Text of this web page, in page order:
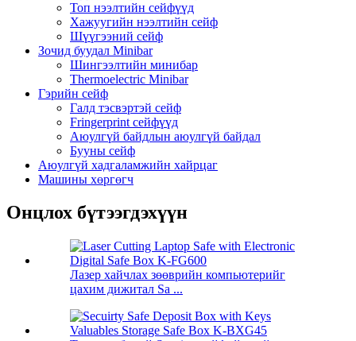
Топ нээлтийн сейфүүд
Хажуугийн нээлтийн сейф
Шүүгээний сейф
Зочид буудал Minibar
Шингээлтийн минибар
Thermoelectric Minibar
Гэрийн сейф
Галд тэсвэртэй сейф
Fringerprint сейфүүд
Аюулгүй байдлын аюулгүй байдал
Бууны сейф
Аюулгүй хадгаламжийн хайрцаг
Машины хөргөгч
Онцлох бүтээгдэхүүн
Лазер хайчлах зөөврийн компьютерийг
цахим дижитал Sa ...